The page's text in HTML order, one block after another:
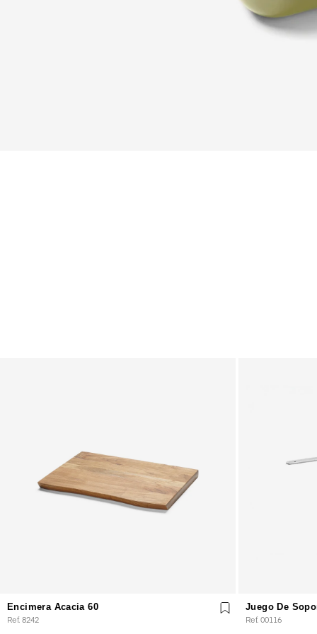
Encimera Acacia 60
Ref. 8242
Juego De
Ref. 00116